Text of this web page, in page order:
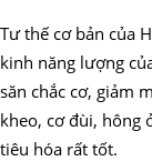
Tư thế cơ bản của
kinh năng lượng
săn chắc cơ, giảm
kheo, cơ đùi, hông
tiêu hóa rất tốt.